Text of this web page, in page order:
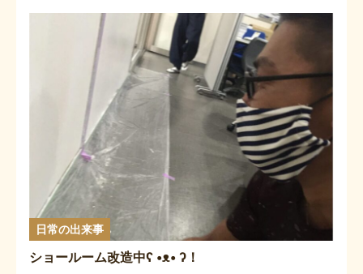
日常の出来事
ショールーム改造中ʕ •ᴥ• ʔ！